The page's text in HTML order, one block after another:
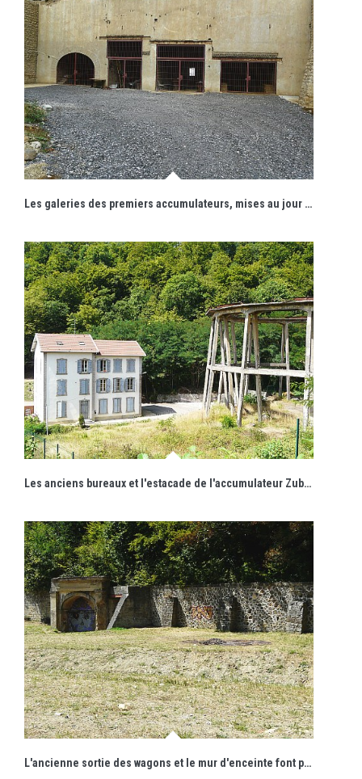
Les galeries des premiers accumulateurs, mises au jour en 2014, accueillent désormais le public.
Les anciens bureaux et l'estacade de l'accumulateur Zublin encadrent l'accès au site.
L'ancienne sortie des wagons et le mur d'enceinte font partie des derniers vestiges mis en valeur le long du parcours.